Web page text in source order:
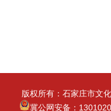
版权所有：石家庄市文
冀公网安备：